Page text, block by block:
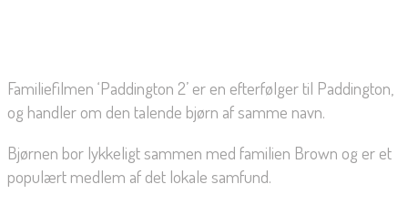
Familiefilmen ‘Paddington 2’ er en efterfølger til Paddington,
og handler om den talende bjørn af samme navn.
Bjørnen bor lykkeligt sammen med familien Brown og er et
populært medlem af det lokale samfund.